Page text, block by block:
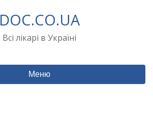
DOC.CO.UA
Всі лікарі в Україні
Меню